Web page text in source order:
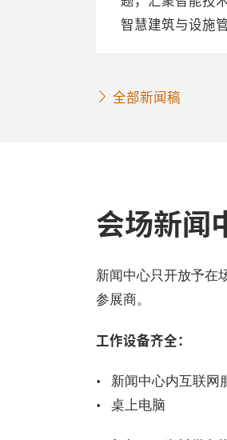
智慧建筑与设施
全部新闻稿
会场新闻
新闻中心只开放予在
参展商。
工作设备齐全：
新闻中心内互联网
桌上电脑